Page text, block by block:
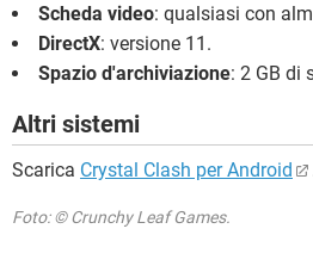
Scheda video: qualsiasi con
DirectX: versione 11.
Spazio d'archiviazione: 2 GB di
Altri sistemi
Scarica Crystal Clash per Android
Foto: © Crunchy Leaf Games.